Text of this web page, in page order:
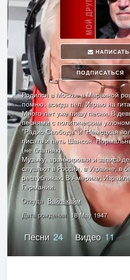
НАПИСАТЬ
ПОДПИСАТЬСЯ
Родился в Москве в Марьиной
помню, всегда пел. Играю на
Много лет уже пишу песни. В
песнями с политическим
"Радио Свобода" и "Немeцкая
писать и петь Шансон.
(не блатняк)
Музыку, аранжировки и запись
слушают в России, в Украине, в
республиках. В Америке,
Германии.
Откуда Вайльхайм
Дата рождения 18 May 1947
Песни 24 Видео 11